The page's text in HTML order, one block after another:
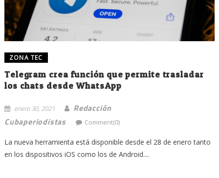
ZONA TEC
Telegram crea función que permite trasladar
los chats desde WhatsApp
enero 30, 2021
Redacción
Cubaperiodistas
Comment(0)
La nueva herramienta está disponible desde el 28 de enero tanto
en los dispositivos iOS como los de Android....